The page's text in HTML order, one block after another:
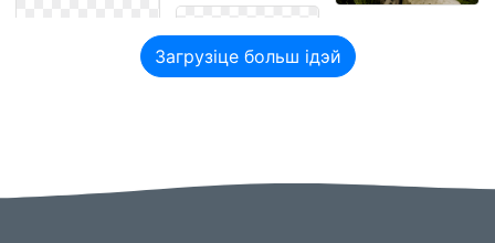
Загрузіце больш ідэй